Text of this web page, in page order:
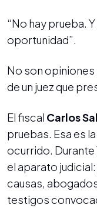
“No hay prueba.
oportunidad”.
No son
de un juez que
El fiscal Carlos
pruebas. Esa es
ocurrido. Durante
el aparato
causas,
testigos